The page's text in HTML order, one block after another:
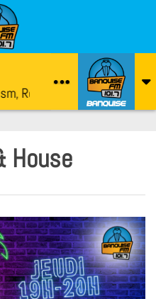
Robert Miles
House